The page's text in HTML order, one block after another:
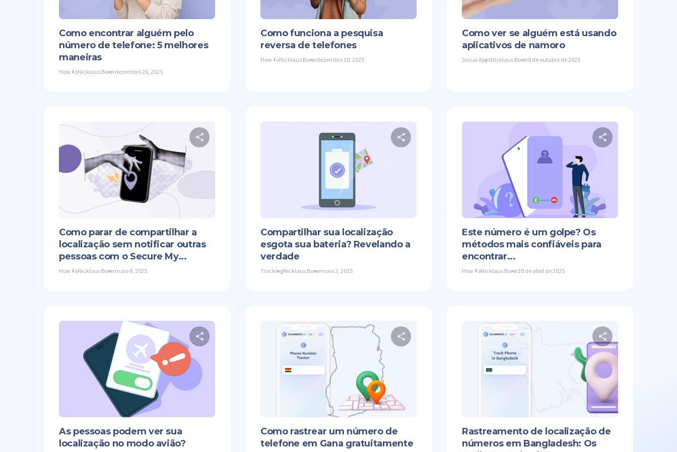
Copiar link
Como encontrar alguém pelo
número de telefone: 5 melhores
maneiras
How ToNicklaus Borerdezembro 26, 2025
Facebook Copiar link
Como funciona a pesquisa
reversa de telefones
How ToNicklaus Borerdezembro 10, 2025
Como ver se alguém está usando
aplicativos de namoro
Social AppsNicklaus Borer8 de outubro de 2025
Como parar de compartilhar a
localização sem notificar outras
pessoas com o Secure My...
How ToNicklaus Borermaio 8, 2025
Compartilhe este artigo
Facebook Copiar link
Compartilhar sua localização
esgota sua bateria? Revelando a
verdade
TrackingNicklaus Borermaio 2, 2025
Este número é um golpe? Os
métodos mais confiáveis para
encontrar...
How ToNicklaus Borer28 de abril de 2025
Compartilhe este artigo
As pessoas podem ver sua
localização no modo avião?
Compartilhe este artigo
Como rastrear um número de
telefone em Gana gratuitamente
Rastreamento de localização de
números em Bangladesh: Os